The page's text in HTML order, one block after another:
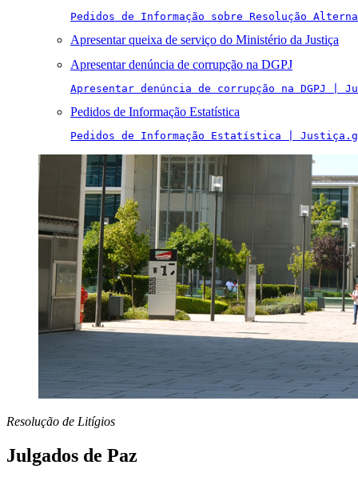
Pedidos de Informação sobre Resolução
Apresentar queixa de serviço do Ministério da Justiça
Apresentar denúncia de corrupção na DGPJ
Apresentar denúncia de corrupção na DGPJ |
Pedidos de Informação Estatística
Pedidos de Informação Estatística |
Resolução de Litígios
Julgados de Paz